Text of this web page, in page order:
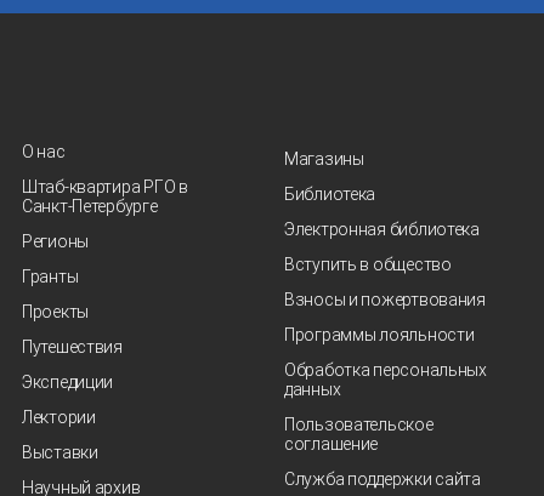
О нас
Штаб-квартира РГО в
Санкт‑Петербурге
Регионы
Гранты
Проекты
Путешествия
Экспедиции
Лектории
Выставки
Научный архив
Магазины
Библиотека
Электронная библиотека
Вступить в общество
Взносы и пожертвования
Программы лояльности
Обработка персональных
данных
Пользовательское
соглашение
Служба поддержки сайта